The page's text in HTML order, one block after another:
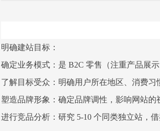
明确建站目标：
确定业务模式：是 B2C 零售（注重产品展
了解目标受众：明确用户所在地区、消费习
塑造品牌形象：确定品牌调性，影响网站的
进行竞品分析：研究 5-10 个同类独立站，